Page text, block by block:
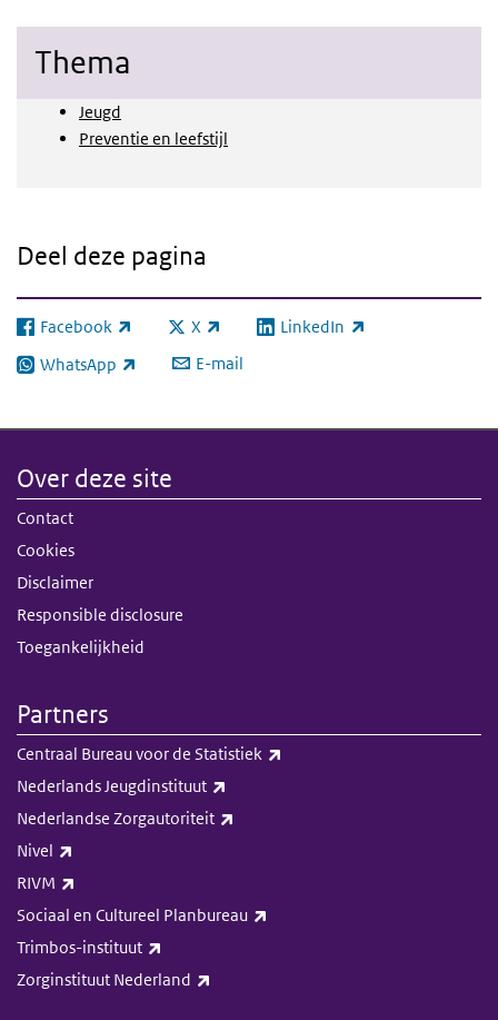
Thema
Jeugd
Preventie en leefstijl
Deel deze pagina
Facebook
(externe link) X
(externe link) LinkedIn
(externe link)
WhatsApp
(externe link) E-mail
Over deze site
Contact
Cookies
Disclaimer
Responsible disclosure
Toegankelijkheid
Partners
Centraal Bureau voor de Statistiek
Nederlands Jeugdinstituut
Nederlandse Zorgautoriteit
Nivel
RIVM
Sociaal en Cultureel Planbureau
Trimbos-instituut
Zorginstituut Nederland